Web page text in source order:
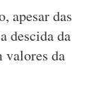
apesar das
descida da
valores da